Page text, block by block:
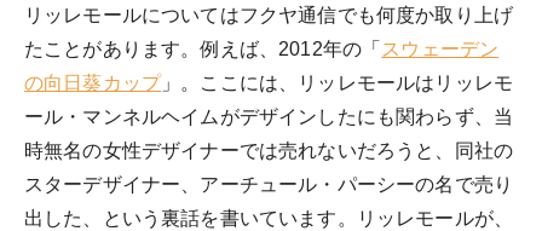
リッレモールについてはフクヤ通信でも何度か取り上げ
たことがあります。例えば、2012年の「 スウェーデン
の向日葵カップ」。ここには、リッレモールはリッレモ
ール・マンネルヘイムがデザインしたにも関わらず、当
時無名の女性デザイナーでは売れないだろうと、同社の
スターデザイナー、アーチュール・パーシーの名で売り
出した、という裏話を書いています。リッレモールが、